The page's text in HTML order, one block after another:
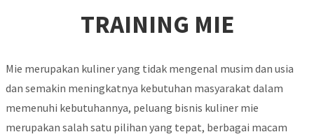
TRAINING MIE
Mie merupakan kuliner yang tidak mengenal musim dan usia
dan semakin meningkatnya kebutuhan masyarakat dalam
memenuhi kebutuhannya, peluang bisnis kuliner mie
merupakan salah satu pilihan yang tepat, berbagai macam